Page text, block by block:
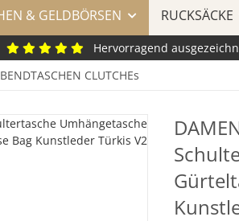
& GELDBÖRSEN RUCKSÄCKE
Hervorragend
CLUTCHEs